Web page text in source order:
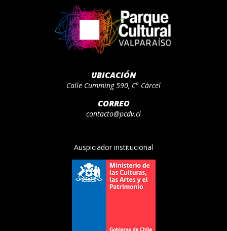
UBICACIÓN
Calle Cumming 590, C° Cárcel
CORREO
contacto@pcdv.cl
Auspiciador institucional